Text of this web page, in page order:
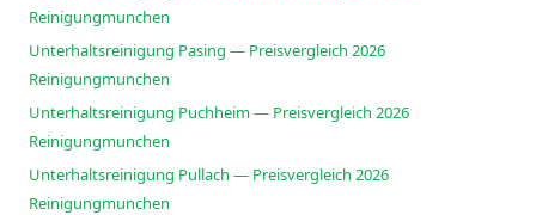
Reinigungmunchen
Unterhaltsreinigung Pasing — Preisvergleich 2026
Reinigungmunchen
Unterhaltsreinigung Puchheim — Preisvergleich 2026
Reinigungmunchen
Unterhaltsreinigung Pullach — Preisvergleich 2026
Reinigungmunchen